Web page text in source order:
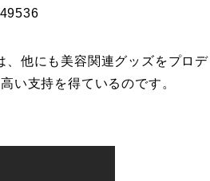
、他にも美容関連グッズをプロデ
い支持を得ているのです。